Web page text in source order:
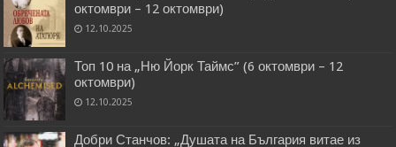
октомври – 12 октомври)
12.10.2025
Топ 10 на „Ню Йорк Таймс” (6 октомври – 12
октомври)
12.10.2025
Добри Станчов: „Душата на България витае из